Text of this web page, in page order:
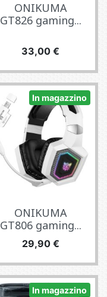
ONIKUMA
GT826 gaming...
Prezzo
33,00 €
In magazzino
ONIKUMA
GT806 gaming...
Prezzo
29,90 €
In magazzino